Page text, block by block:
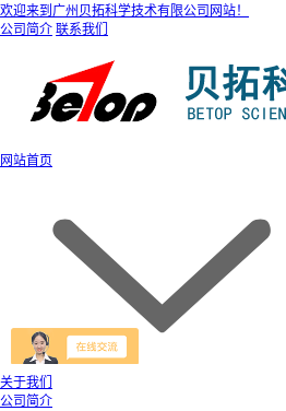
欢迎来到广州贝拓科学技术有限公司网站！
公司简介 联系我们
网站首页
关于我们
公司简介